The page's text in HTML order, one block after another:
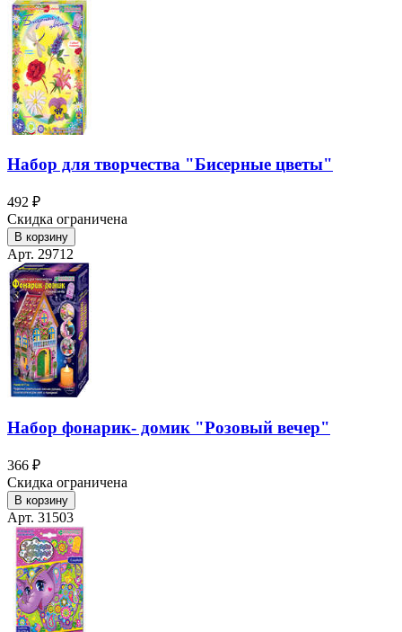
Набор для творчества "Бисерные цветы"
492 ₽
Скидка ограничена
В корзину
Арт. 29712
Набор фонарик- домик "Розовый вечер"
366 ₽
Скидка ограничена
В корзину
Арт. 31503